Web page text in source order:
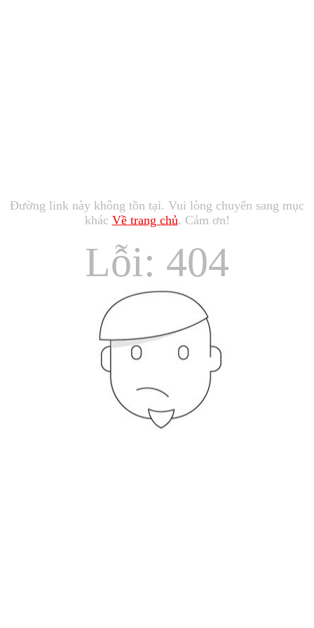
Đường link này không tồn tại. Vui lòng chuyển sang mục
khác Về trang chủ. Cảm ơn!
Lỗi: 404